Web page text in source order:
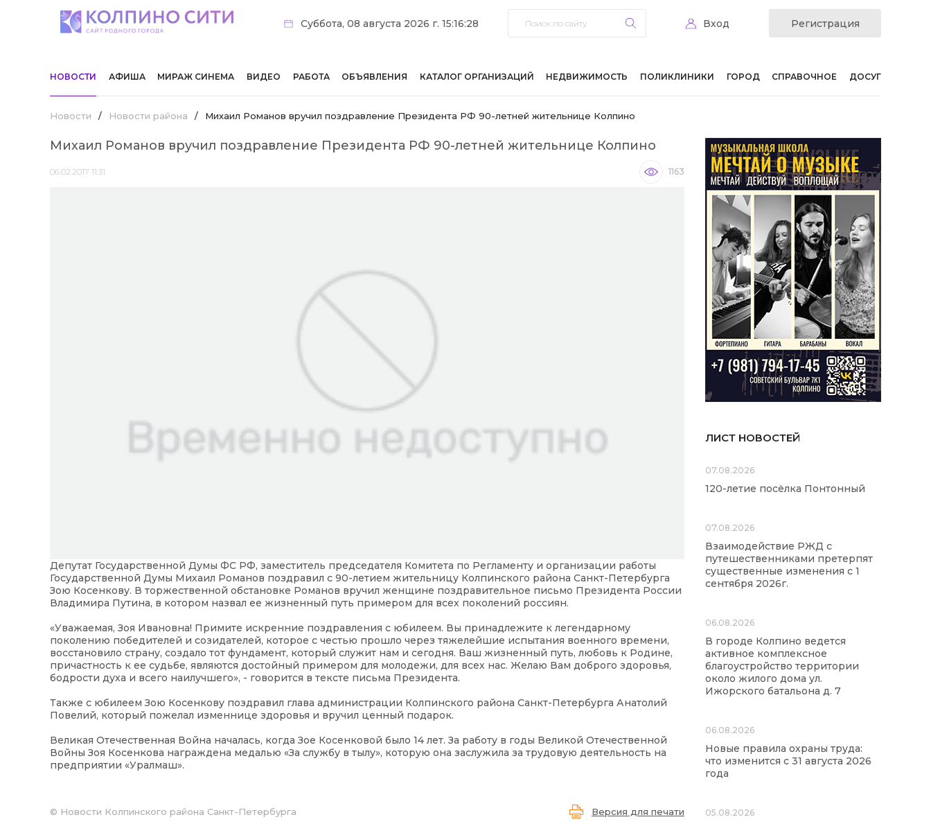
Суббота, 08 августа 2026 г. 15:16:28 Вход Регистрация
НОВОСТИ АФИША МИРАЖ СИНЕМА ВИДЕО РАБОТА ОБЪЯВЛЕНИЯ КАТАЛОГ ОРГАНИЗАЦИЙ НЕДВИЖИМОСТЬ ПОЛИКЛИНИКИ ГОРОД СПРАВОЧНОЕ ДОСУГ
Новости / Новости района / Михаил Романов вручил поздравление Президента РФ 90-летней жительнице Колпино
Михаил Романов вручил поздравление Президента РФ 90-летней жительнице Колпино
06.02.2017 11:31 1163
Депутат Государственной Думы ФС РФ, заместитель председателя Комитета по Регламенту и организации работы
Государственной Думы Михаил Романов поздравил с 90-летием жительницу Колпинского района Санкт-Петербурга
Зою Косенкову. В торжественной обстановке Романов вручил женщине поздравительное письмо Президента России
Владимира Путина, в котором назвал ее жизненный путь примером для всех поколений россиян.
«Уважаемая, Зоя Ивановна! Примите искренние поздравления с юбилеем. Вы принадлежите к легендарному
поколению победителей и созидателей, которое с честью прошло через тяжелейшие испытания военного времени,
восстановило страну, создало тот фундамент, который служит нам и сегодня. Ваш жизненный путь, любовь к Родине,
причастность к ее судьбе, являются достойный примером для молодежи, для всех нас. Желаю Вам доброго здоровья,
бодрости духа и всего наилучшего», - говорится в тексте письма Президента.
Также с юбилеем Зою Косенкову поздравил глава администрации Колпинского района Санкт-Петербурга Анатолий
Повелий, который пожелал изменнице здоровья и вручил ценный подарок.
Великая Отечественная Война началась, когда Зое Косенковой было 14 лет. За работу в годы Великой Отечественной
Войны Зоя Косенкова награждена медалью «За службу в тылу», которую она заслужила за трудовую деятельность на
предприятии «Уралмаш».
© Новости Колпинского района Санкт-Петербурга Версия для печати
ЛИСТ НОВОСТЕЙ
07.08.2026
120-летие посёлка Понтонный
07.08.2026
Взаимодействие РЖД с
путешественниками претерпят
существенные изменения с 1
сентября 2026г.
06.08.2026
В городе Колпино ведется
активное комплексное
благоустройство территории
около жилого дома ул.
Ижорского батальона д. 7
06.08.2026
Новые правила охраны труда:
что изменится с 31 августа 2026
года
05.08.2026